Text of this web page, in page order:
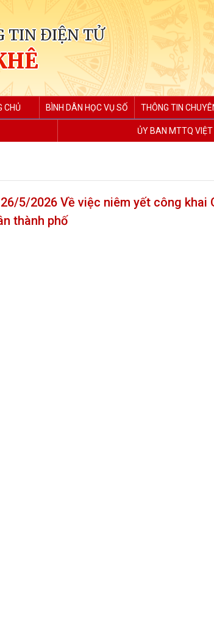
TIN ĐIỆN TỬ
CHỦ BÌNH DÂN HỌC VỤ SỐ THÔNG TIN
ỦY BAN MTTQ
5/2026 Về việc niêm yết công khai
thành phố